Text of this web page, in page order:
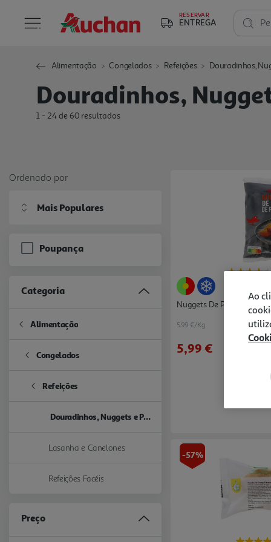
RESERVAR
ENTREGA
Alimentação Congelados Refeições Douradinhos,
Douradinhos,
1 - 24 de 60 resultados
Ordenado por
Mais Populares
Poupança
Categoria
Alimentação
Refine by Categoria: Alimentação
Congelados
Refine by Categoria: Congelados
Refeições
Refine by Categoria: Refeições
Douradinhos, Nuggets e Panados
selected Currently Refined by Categoria: Douradinhos, Nuggets e
Lasanha e Canelones
Refine by Categoria: Lasanha e Canelones
Refeições Facéis
Refine by Categoria: Refeições Facéis
Preço
Nuggets De Peito Frango
5.99 €/Kg
5,99 €
-57%
Ao